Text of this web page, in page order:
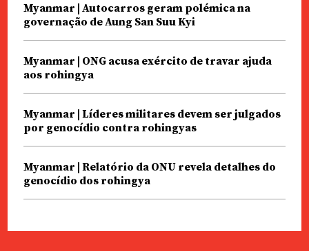
Myanmar | Autocarros geram polémica na
governação de Aung San Suu Kyi
Myanmar | ONG acusa exército de travar ajuda
aos rohingya
Myanmar | Líderes militares devem ser julgados
por genocídio contra rohingyas
Myanmar | Relatório da ONU revela detalhes do
genocídio dos rohingya